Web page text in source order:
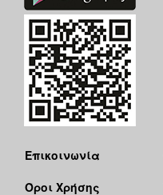
Επικοινωνία
Όροι Χρήσης